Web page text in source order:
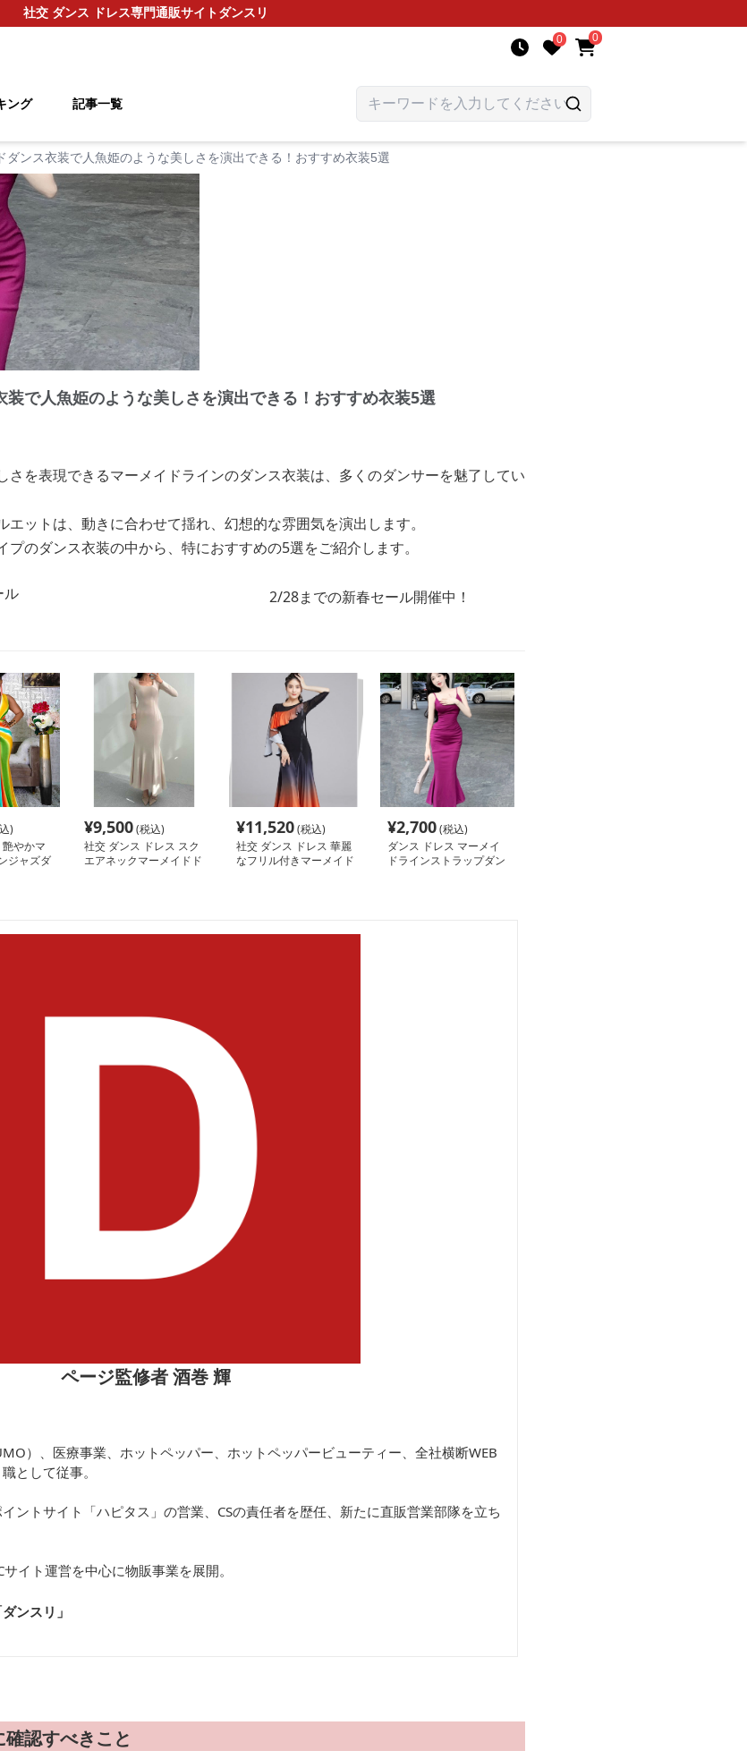
社交 ダンス ドレス専門通販サイトダンスリ
0 0
ング 記事一覧
ダンス衣装で人魚姫のような美しさを演出できる！おすすめ衣装5選
で人魚姫のような美しさを演出できる！おすすめ衣装5選
さを表現できるマーメイドラインのダンス衣装は、多くのダンサーを魅了してい
ットは、動きに合わせて揺れ、幻想的な雰囲気を演出します。
のダンス衣装の中から、特におすすめの5選をご紹介します。
2/28までの新春セール開催中！
)
やかマ
ジャズダ
¥9,500(税込)
社交 ダンス ドレス スク
エアネックマーメイドド
¥11,520(税込)
社交 ダンス ドレス 華麗
なフリル付きマーメイド
¥2,700(税込)
ダンス ドレス マーメイ
ドラインストラップダン
ページ監修者 酒巻 輝
）、医療事業、ホットペッパー、ホットペッパービューティー、全社横断WEB
として従事。
ントサイト「ハピタス」の営業、CSの責任者を歴任、新たに直販営業部隊を立ち
イト運営を中心に物販事業を展開。
ンスリ 」
認すべきこと